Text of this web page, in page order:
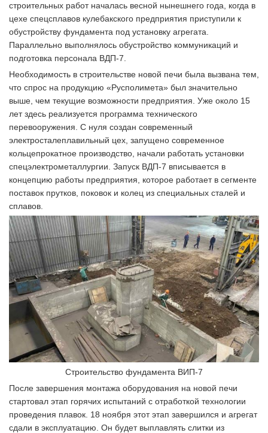
строительных работ началась весной нынешнего года, когда в
цехе спецсплавов кулебакского предприятия приступили к
обустройству фундамента под установку агрегата.
Параллельно выполнялось обустройство коммуникаций и
подготовка персонала ВДП-7.
Необходимость в строительстве новой печи была вызвана тем,
что спрос на продукцию «Русполимета» был значительно
выше, чем текущие возможности предприятия. Уже около 15
лет здесь реализуется программа технического
перевооружения. С нуля создан современный
электросталеплавильный цех, запущено современное
кольцепрокатное производство, начали работать установки
спецэлектрометаллургии. Запуск ВДП-7 вписывается в
концепцию работы предприятия, которое работает в сегменте
поставок прутков, поковок и колец из специальных сталей и
сплавов.
Строительство фундамента ВИП-7
После завершения монтажа оборудования на новой печи
стартовал этап горячих испытаний с отработкой технологии
проведения плавок. 18 ноября этот этап завершился и агрегат
сдали в эксплуатацию. Он будет выплавлять слитки из